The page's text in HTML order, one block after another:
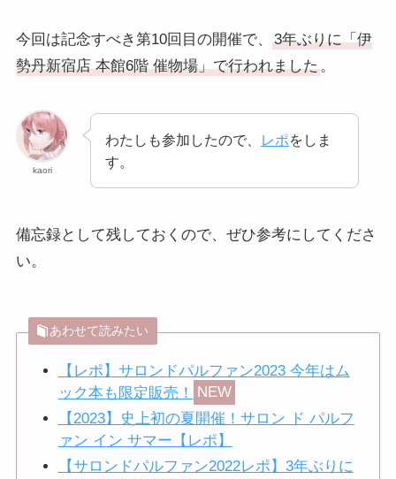
今回は記念すべき第10回目の開催で、
3年ぶりに「伊
勢丹新宿店 本館6階 催物場」で行われました。
kaori
わたしも参加したので、 レポをしま
す。
備忘録として残しておくので、ぜひ参考にしてくださ
い。
あわせて読みたい
【レポ】サロンドパルファン2023 今年はム
ック本も限定販売！
NEW
【2023】史上初の夏開催！サロン ド パルフ
ァン イン サマー【レポ】
【サロンドパルファン2022レポ】3年ぶりに